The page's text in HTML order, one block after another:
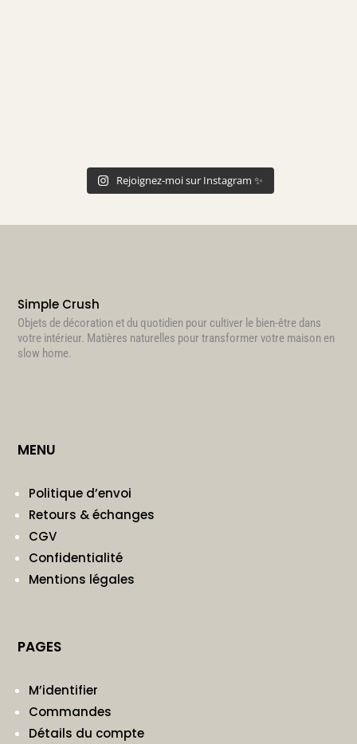
Rejoignez-moi sur Instagram ✨
Simple Crush
Objets de décoration et du quotidien pour cultiver le bien-être dans
votre intérieur. Matières naturelles pour transformer votre maison en
slow home.
MENU
Politique d’envoi
Retours & échanges
CGV
Confidentialité
Mentions légales
PAGES
M’identifier
Commandes
Détails du compte